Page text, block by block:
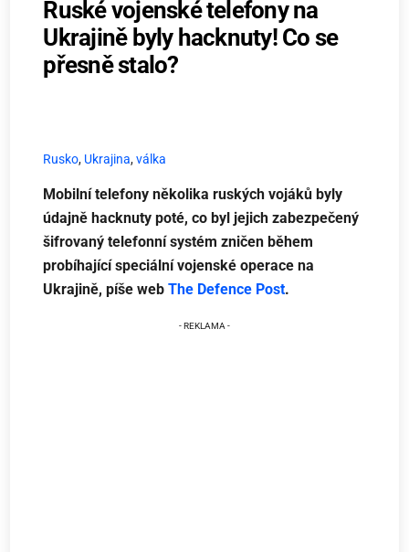
Ruské vojenské telefony na
Ukrajině byly hacknuty! Co se
přesně stalo?
Rusko, Ukrajina,válka
Mobilní telefony několika ruských vojáků byly
údajně hacknuty poté, co byl jejich zabezpečený
šifrovaný telefonní systém zničen během
probíhající speciální vojenské operace na
Ukrajině, píše webThe Defence Post.